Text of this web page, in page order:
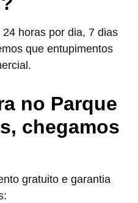
horas por dia, 7 dias
que entupimentos
no Parque
chegamos
gratuito e garantia